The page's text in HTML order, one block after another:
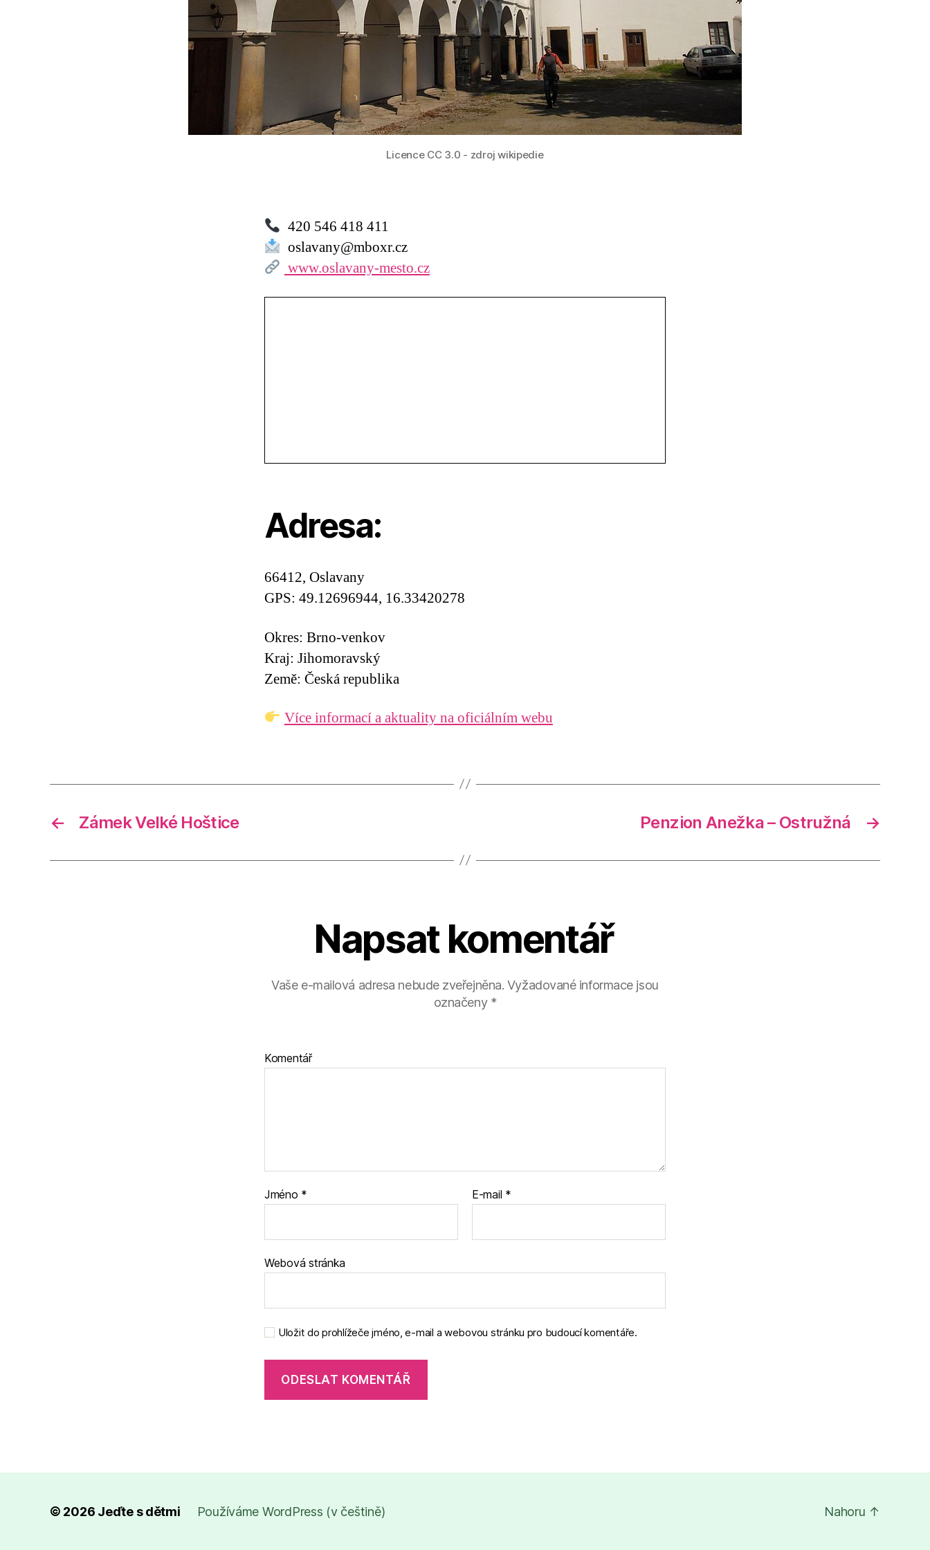
Licence CC 3.0 - zdroj wikipedie
420 546 418 411
oslavany@mboxr.cz
www.oslavany-mesto.cz
Adresa:
66412, Oslavany
GPS: 49.12696944, 16.33420278
Okres: Brno-venkov
Kraj: Jihomoravský
Země: Česká republika
Více informací a aktuality na oficiálním webu
← Zámek Velké Hoštice →
Penzion Anežka – Ostružná
Napsat komentář
Vaše e-mailová adresa nebude zveřejněna. Vyžadované informace jsou
označeny *
Komentář
Jméno * E-mail *
Webová stránka
Uložit do prohlížeče jméno, e-mail a webovou stránku pro budoucí komentáře.
© 2026 Jeďte s dětmi Používáme WordPress (v češtině) Nahoru ↑